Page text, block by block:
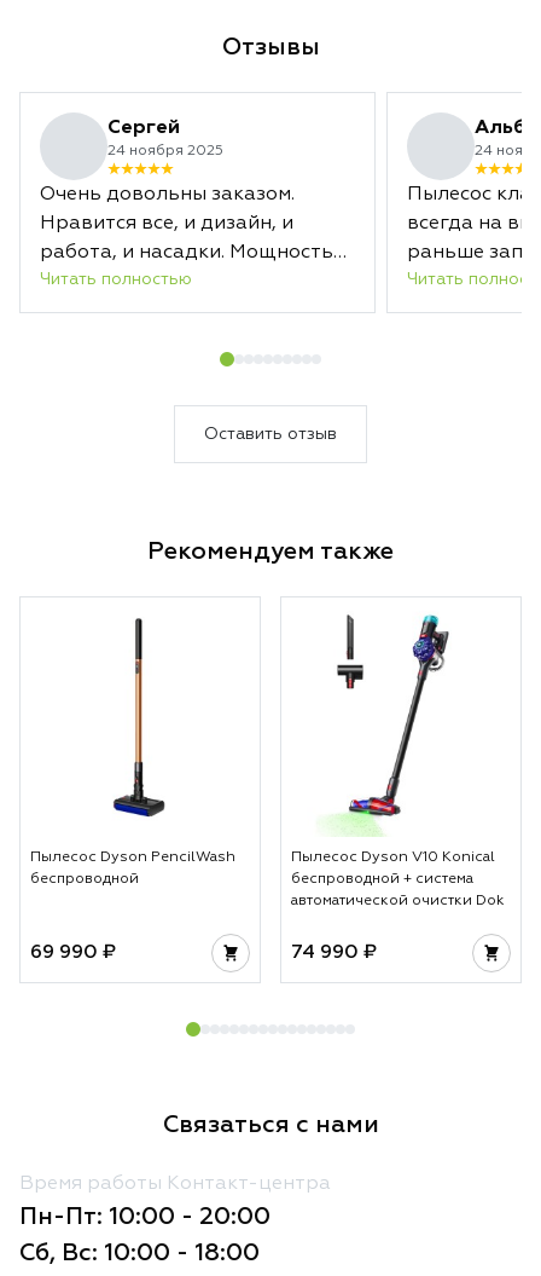
Отзывы
Сергей
24 ноября 2025
Очень довольны заказом.
Нравится все, и дизайн, и
работа, и насадки. Мощность
отличная. Заряда хватает
надолго. А новая насадка с
подсвечивает загрязненные
теперь в удовольствие.
Читать полностью
24
Пылесос
всегда на
раньше
срока.
Читать
Оставить отзыв
Рекомендуем также
Пылесос Dyson PencilWash
беспроводной
69 990 ₽
Пылесос Dyson V10 Konical
беспроводной + система
автоматической очистки Dok
74 990 ₽
Связаться с нами
Время работы Контакт-центра
Пн-Пт: 10:00 - 20:00
Сб, Вс: 10:00 - 18:00